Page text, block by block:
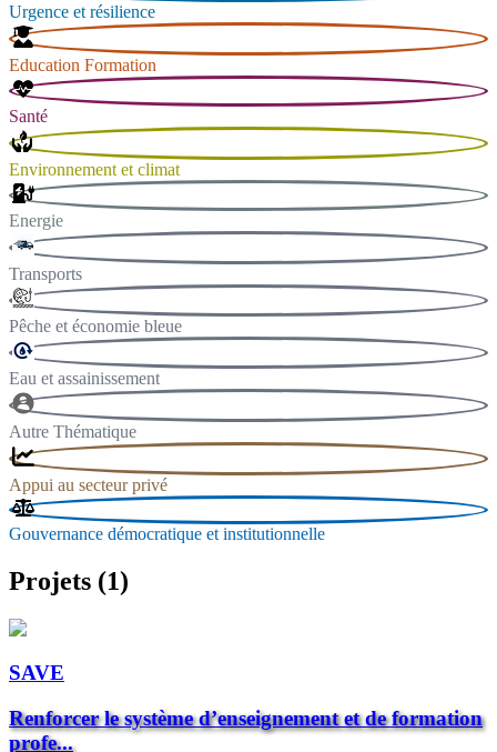
Urgence et résilience
Education Formation
Santé
Environnement et climat
Energie
Transports
Pêche et économie bleue
Eau et assainissement
Autre Thématique
Appui au secteur privé
Gouvernance démocratique et institutionnelle
Projets (1)
SAVE
Renforcer le système d’enseignement et de formation
profe...